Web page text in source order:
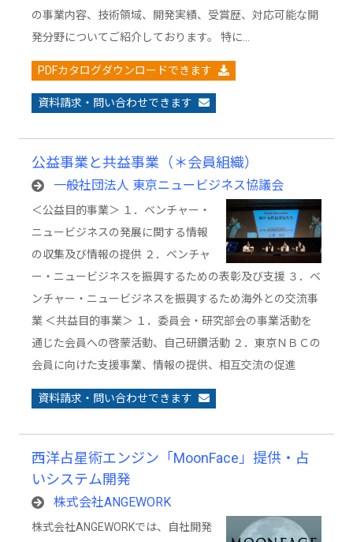
の事業内容、技術領域、開発実績、受賞歴、対応可能な開
発分野についてご紹介しております。 特に…
PDFカタログダウンロードできます
資料請求・問い合わせできます
公益事業と共益事業（＊会員組織）
一般社団法人 東京ニュービジネス協議会
＜公益目的事業＞ １．ベンチャー・
ニュービジネスの発展に関する情報
の収集及び情報の提供 ２．ベンチャ
ー・ニュービジネスを振興するための表彰及び支援 ３．ベ
ンチャー・ニュービジネスを振興するため海外との交流事
業 ＜共益目的事業＞ １．委員会・研究部会の事業活動を
通じた会員への啓蒙活動、自己研鑽活動 ２．東京ＮＢＣの
会員に向けた支援事業、情報の提供、相互交流の促進
資料請求・問い合わせできます
西洋占星術エンジン「MoonFace」提供・占
いシステム開発
株式会社ANGEWORK
株式会社ANGEWORKでは、自社開発